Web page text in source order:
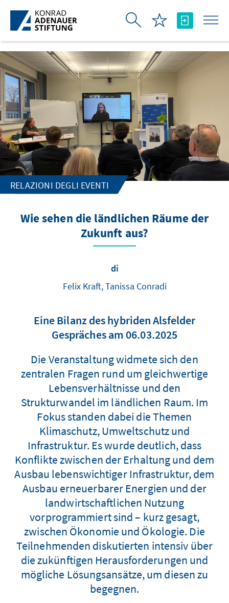
Skip to Main Content
RELAZIONI DEGLI EVENTI
Wie sehen die ländlichen Räume der
Zukunft aus?
di
Felix Kraft, Tanissa Conradi
Eine Bilanz des hybriden Alsfelder
Gespräches am 06.03.2025
Die Veranstaltung widmete sich den
zentralen Fragen rund um gleichwertige
Lebensverhältnisse und den
Strukturwandel im ländlichen Raum. Im
Fokus standen dabei die Themen
Klimaschutz, Umweltschutz und
Infrastruktur. Es wurde deutlich, dass
Konflikte zwischen der Erhaltung und dem
Ausbau lebenswichtiger Infrastruktur, dem
Ausbau erneuerbarer Energien und der
landwirtschaftlichen Nutzung
vorprogrammiert sind – kurz gesagt,
zwischen Ökonomie und Ökologie. Die
Teilnehmenden diskutierten intensiv über
die zukünftigen Herausforderungen und
mögliche Lösungsansätze, um diesen zu
begegnen.